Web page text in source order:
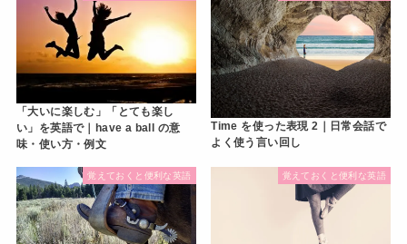
「大いに楽しむ」「とても楽し
い」を英語で｜have a ball の意
味・使い方・例文
Time を使った表現 2｜日常会話で
よく使う言い回し
覚えておくと便利な英語 覚えておくと便利な英語